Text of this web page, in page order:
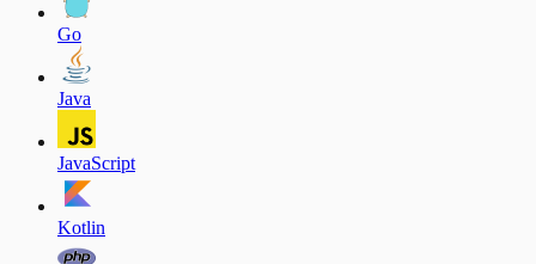
Go
Java
JavaScript
Kotlin